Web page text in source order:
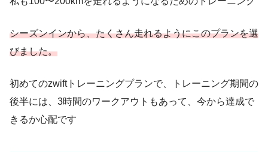
シーズンインから、たくさん走れるようにこのプランを選
びました。
初めてのzwiftトレーニングプランで、トレーニング期間の
後半には、3時間のワークアウトもあって、今から達成で
きるか心配です